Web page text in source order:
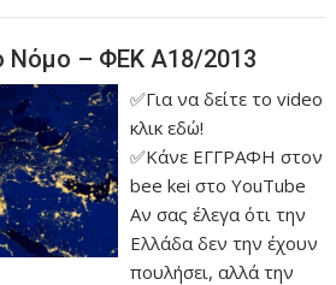
Νόμο – ΦΕΚ Α18/2013
✅Για να δείτε το video
κλικ εδώ!
✅Κάνε ΕΓΓΡΑΦΗ στον
bee kei στο YouTube
Αν σας έλεγα ότι την
Ελλάδα δεν την έχουν
πουλήσει, αλλά την